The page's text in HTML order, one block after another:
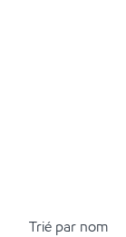
Trié par nom